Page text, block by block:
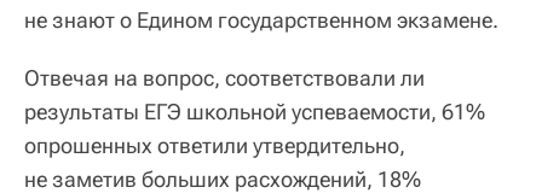
не знают о Едином государственном экзамене.
Отвечая на вопрос, соответствовали ли
результаты ЕГЭ школьной успеваемости, 61%
опрошенных ответили утвердительно,
не заметив больших расхождений, 18%